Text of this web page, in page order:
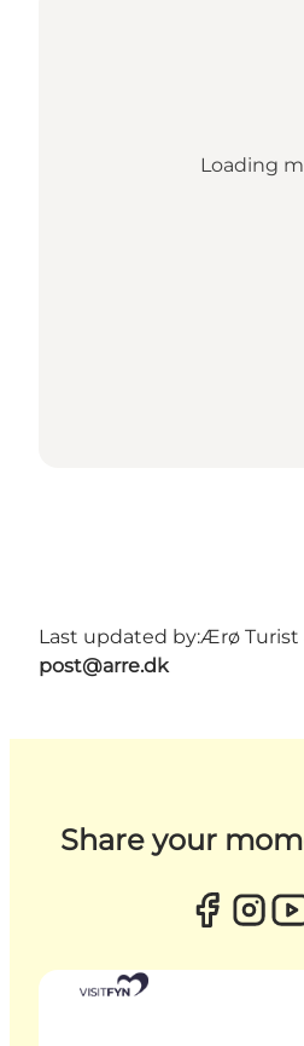
Loading
Last updated by:Ærø Turist
post@arre.dk
Share your